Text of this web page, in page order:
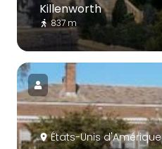
Killenworth
837 m
États-Unis d'Amérique